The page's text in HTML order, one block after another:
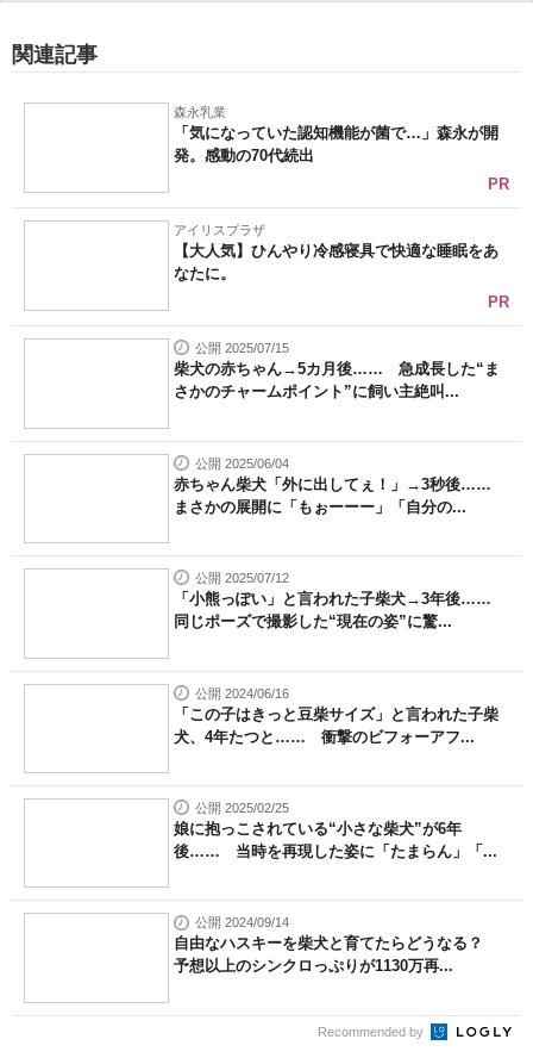
関連記事
森永乳業
「気になっていた認知機能が菌で…」森永が開
発。感動の70代続出
PR
アイリスプラザ
【大人気】ひんやり冷感寝具で快適な睡眠をあ
なたに。
PR
公開 2025/07/15
柴犬の赤ちゃん→5カ月後…… 急成長した“ま
さかのチャームポイント”に飼い主絶叫...
公開 2025/06/04
赤ちゃん柴犬「外に出してぇ！」→3秒後……
まさかの展開に「もぉーーー」「自分の...
公開 2025/07/12
「小熊っぽい」と言われた子柴犬→3年後……
同じポーズで撮影した“現在の姿”に驚...
公開 2024/06/16
「この子はきっと豆柴サイズ」と言われた子柴
犬、4年たつと…… 衝撃のビフォーアフ...
公開 2025/02/25
娘に抱っこされている“小さな柴犬”が6年
後…… 当時を再現した姿に「たまらん」「...
公開 2024/09/14
自由なハスキーを柴犬と育てたらどうなる？
予想以上のシンクロっぷりが1130万再...
Recommended by